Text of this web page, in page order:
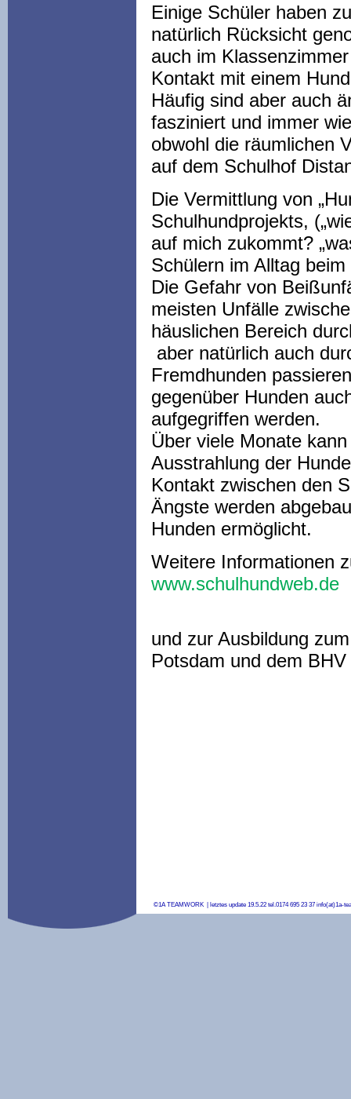
Einige Schüler haben
natürlich Rücksicht
auch im
Kontakt mit einem
Häufig sind aber auch
fasziniert und immer
obwohl die räumlichen
auf dem Schulhof
Die Vermittlung von
Schulhundprojekts,
auf mich zukommt?
Schülern im Alltag
Die Gefahr von
meisten Unfälle
häuslichen Bereich
aber natürlich auch
Fremdhunden
gegenüber Hunden
aufgegriffen werden.
Über viele Monate
Ausstrahlung der
Kontakt zwischen den
Ängste werden
Hunden ermöglicht.
Weitere Informationen
www.schulhundweb.de
und zur Ausbildung
Potsdam und dem BHV
©1A TEAMWORK | letztes update 19.5.22 tel.0174 695 23 37 info(at)1a-